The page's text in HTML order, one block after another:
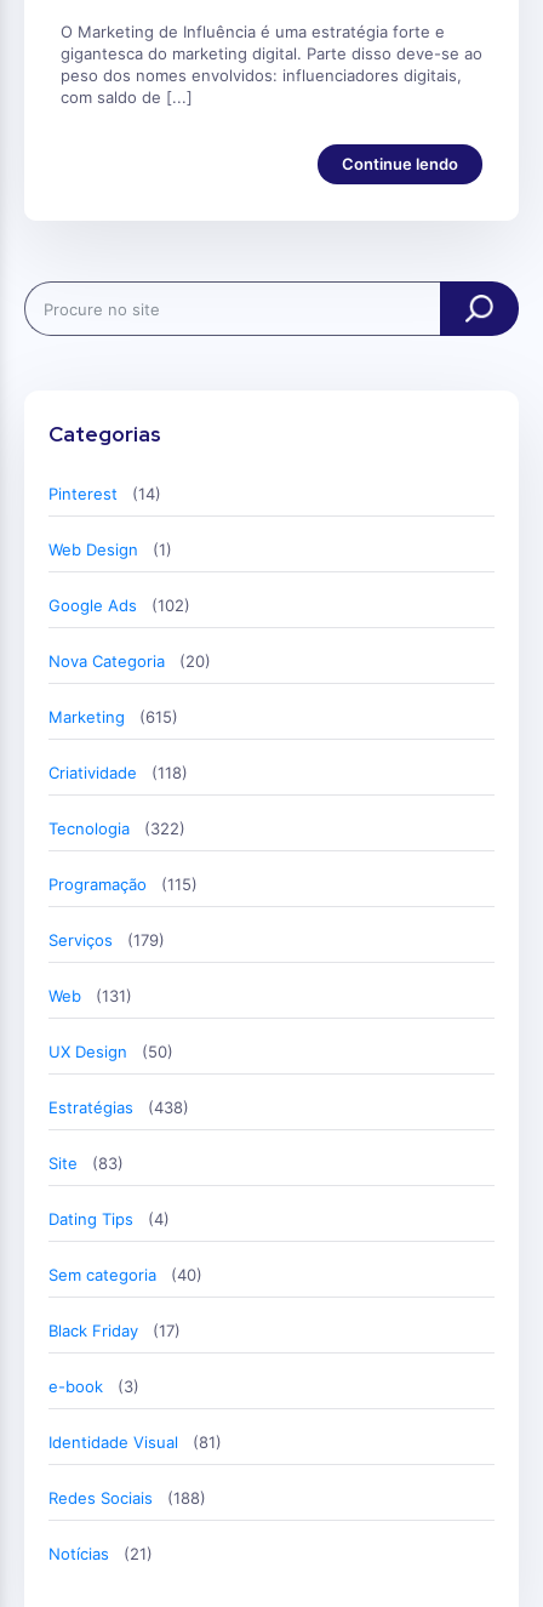
O Marketing de Influência é uma estratégia forte e
gigantesca do marketing digital. Parte disso deve-se ao
peso dos nomes envolvidos: influenciadores digitais,
com saldo de [...]
Continue lendo
Search
Categorias
Pinterest (14)
Web Design (1)
Google Ads (102)
Nova Categoria (20)
Marketing (615)
Criatividade (118)
Tecnologia (322)
Programação (115)
Serviços (179)
Web (131)
UX Design (50)
Estratégias (438)
Site (83)
Dating Tips (4)
Sem categoria (40)
Black Friday (17)
e-book (3)
Identidade Visual (81)
Redes Sociais (188)
Notícias (21)